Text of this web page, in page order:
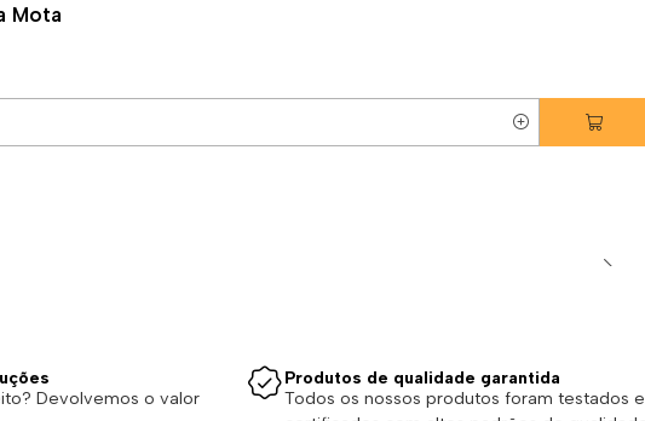
Mota
Devolvemos o valor
Produtos de qualidade garantida
Todos os nossos produtos foram testados e